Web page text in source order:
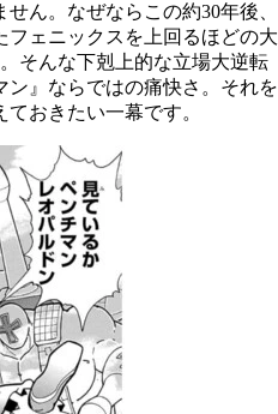
せん。なぜならこの約30年後、
フェニックス を上回るほどの大
そんな下剋上的な立場大逆転
ン』ならではの痛快さ。それを
おきたい一幕です。